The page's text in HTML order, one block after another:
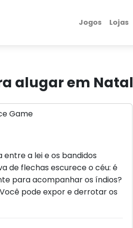
Jogos Lojas
alugar em
entre a lei e os bandidos
de flechas escurece o céu: é
para acompanhar os índios?
pode expor e derrotar os